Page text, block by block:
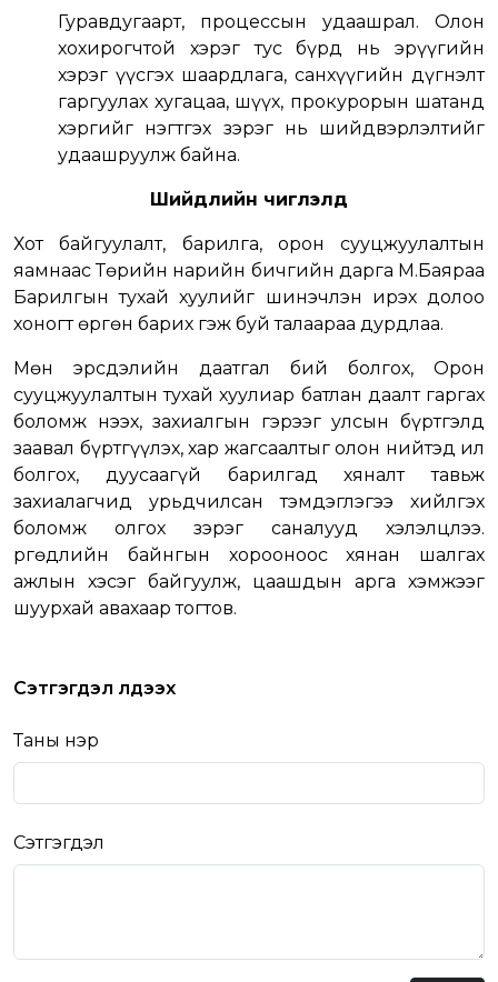
Гуравдугаарт, процессын удаашрал. Олон
хохирогчтой хэрэг тус бүрд нь эрүүгийн
хэрэг үүсгэх шаардлага, санхүүгийн дүгнэлт
гаргуулах хугацаа, шүүх, прокурорын шатанд
хэргийг нэгтгэх зэрэг нь шийдвэрлэлтийг
удаашруулж байна.
Шийдлийн чиглэлд
Хот байгуулалт, барилга, орон сууцжуулалтын
яамнаас Төрийн нарийн бичгийн дарга М.Баяраа
Барилгын тухай хуулийг шинэчлэн ирэх долоо
хоногт өргөн барих гэж буй талаараа дурдлаа.
Мөн эрсдэлийн даатгал бий болгох, Орон
сууцжуулалтын тухай хуулиар батлан даалт гаргах
боломж нээх, захиалгын гэрээг улсын бүртгэлд
заавал бүртгүүлэх, хар жагсаалтыг олон нийтэд ил
болгох, дуусаагүй барилгад хяналт тавьж
захиалагчид урьдчилсан тэмдэглэгээ хийлгэх
боломж олгох зэрэг саналууд хэлэлцлээ.
Өргөдлийн байнгын хорооноос хянан шалгах
ажлын хэсэг байгуулж, цаашдын арга хэмжээг
шуурхай авахаар тогтов.
Сэтгэгдэл үлдээх
Таны нэр
Сэтгэгдэл